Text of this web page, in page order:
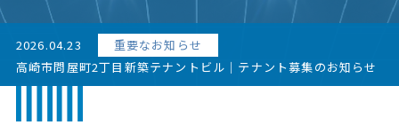
2026.04.23
重要なお知らせ
高崎市問屋町2丁目新築テナントビル｜テナント募集のお知らせ